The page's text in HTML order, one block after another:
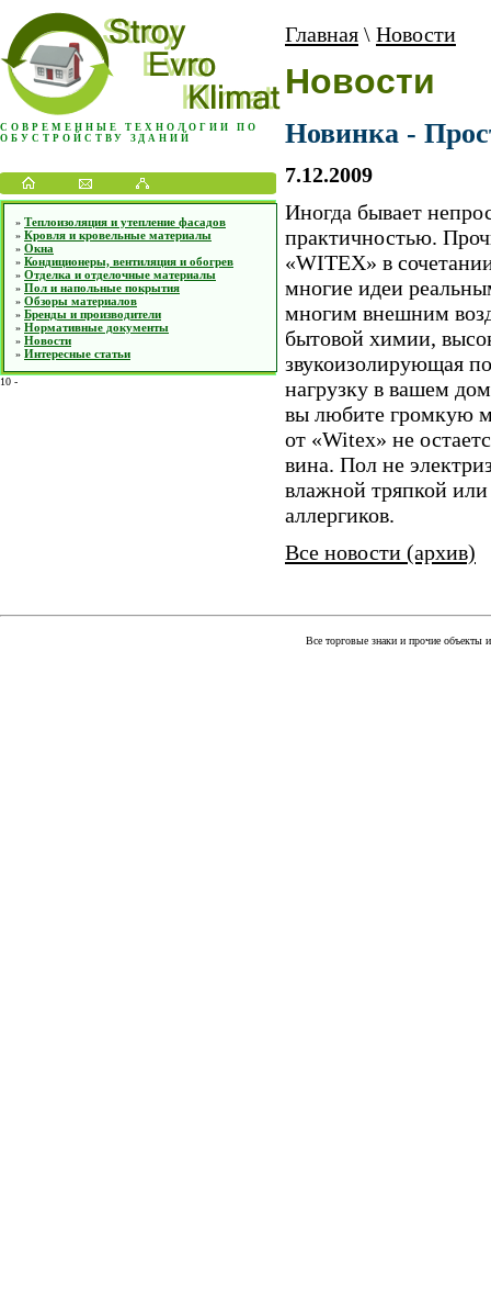
СОВРЕМЕННЫЕ ТЕХНОЛОГИИ ПО
ОБУСТРОЙСТВУ ЗДАНИЙ
» Теплоизоляция и утепление фасадов
» Кровля и кровельные материалы
» Окна
» Кондиционеры, вентиляция и обогрев
» Отделка и отделочные материалы
» Пол и напольные покрытия
» Обзоры материалов
» Бренды и производители
» Нормативные документы
» Новости
» Интересные статьи
10 -
Главная \ Новости
Новости
Новинка -
7.12.2009
Иногда бывает
практичностью.
«WITEX» в
многие идеи
многим внешним
бытовой химии,
звукоизолирующая
нагрузку в вашем
вы любите громкую
от «Witex» не
вина. Пол не
влажной тряпкой
аллергиков.
Все новости (архив)
Все торговые знаки и прочие объекты